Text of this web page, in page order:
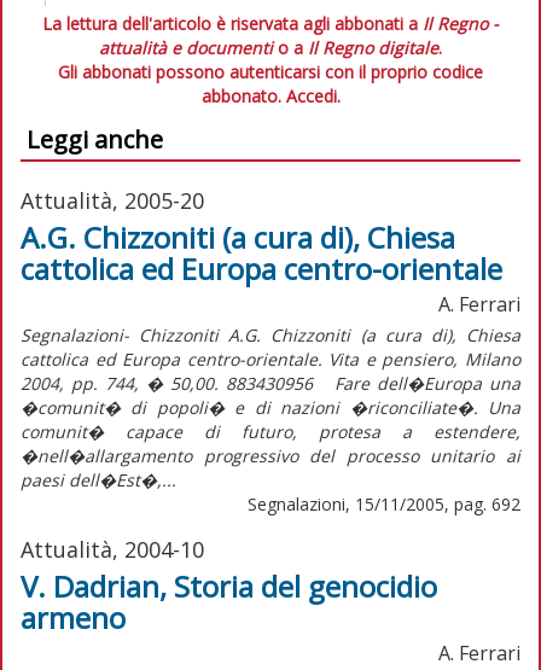
La lettura dell'articolo è riservata agli abbonati a Il Regno -
attualità e documentio a Il Regno digitale.
Gli abbonati possono autenticarsi con il proprio codice
abbonato. Accedi.
Leggi anche
Attualità, 2005-20
A.G. Chizzoniti (a cura di), Chiesa
cattolica ed Europa centro-orientale
A. Ferrari
Segnalazioni- Chizzoniti A.G. Chizzoniti (a cura di), Chiesa
cattolica ed Europa centro-orientale. Vita e pensiero, Milano
2004, pp. 744, � 50,00. 883430956 Fare dell�Europa una
�comunit� di popoli� e di nazioni �riconciliate�. Una
comunit� capace di futuro, protesa a estendere,
�nell�allargamento progressivo del processo unitario ai
paesi dell�Est�,...
Segnalazioni, 15/11/2005, pag. 692
Attualità, 2004-10
V. Dadrian, Storia del genocidio
armeno
A. Ferrari